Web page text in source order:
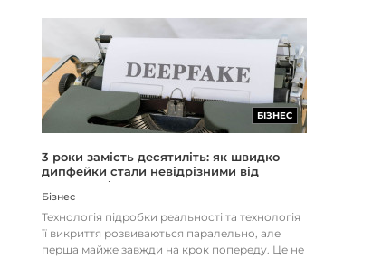
БІЗНЕС
3 роки замість десятиліть: як швидко
дипфейки стали невідрізними від
реальності
Бізнес
Технологія підробки реальності та технологія
її викриття розвиваються паралельно, але
перша майже завжди на крок попереду. Це не